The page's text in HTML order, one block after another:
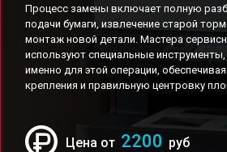
Процесс замены включает полную
подачи бумаги, извлечение старой
монтаж новой детали. Мастера
используют специальные
именно для этой операции,
крепления и правильную центровку
Цена от 2200 руб